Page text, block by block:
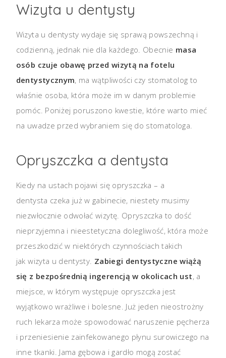
Wizyta u dentysty
Wizyta u dentysty wydaje się sprawą powszechną i
codzienną, jednak nie dla każdego. Obecnie masa
osób czuje obawę przed wizytą na fotelu
dentystycznym, ma wątpliwości czy stomatolog to
właśnie osoba, która może im w danym problemie
pomóc. Poniżej poruszono kwestie, które warto mieć
na uwadze przed wybraniem się do stomatologa.
Opryszczka a dentysta
Kiedy na ustach pojawi się opryszczka – a
dentysta czeka już w gabinecie, niestety musimy
niezwłocznie odwołać wizytę. Opryszczka to dość
nieprzyjemna i nieestetyczna dolegliwość, która może
przeszkodzić w niektórych czynnościach takich
jak wizyta u dentysty. Zabiegi dentystyczne wiążą
się z bezpośrednią ingerencją w okolicach ust, a
miejsce, w którym występuje opryszczka jest
wyjątkowo wrażliwe i bolesne. Już jeden nieostrożny
ruch lekarza może spowodować naruszenie pęcherza
i przeniesienie zainfekowanego płynu surowiczego na
inne tkanki. Jama gębowa i gardło mogą zostać